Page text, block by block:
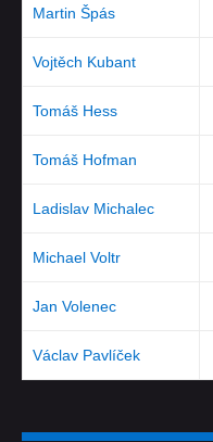
Martin Špás
Vojtěch Kubant
Tomáš Hess
Tomáš Hofman
Ladislav Michalec
Michael Voltr
Jan Volenec
Václav Pavlíček